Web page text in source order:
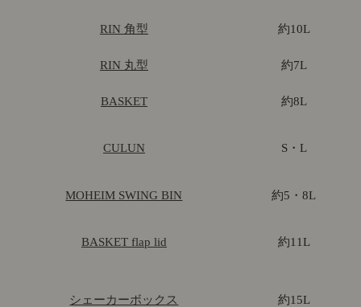
RIN 角型 約10L
RIN 丸型 約7L
BASKET 約8L
CULUN S・L
MOHEIM SWING BIN 約5・8L
BASKET flap lid 約11L
シェーカーボックス 約15L